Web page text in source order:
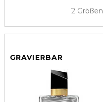
2 Größen
GRAVIERBAR